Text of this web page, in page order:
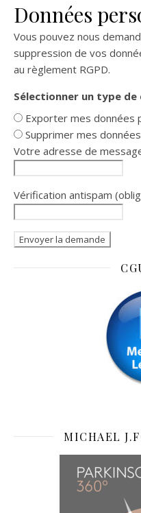
Données
Vous pouvez nous
suppression de vos
au règlement RGPD.
Sélectionner un type de
Exporter mes données
Supprimer mes
Votre adresse de
Vérification antispam
MICHAEL